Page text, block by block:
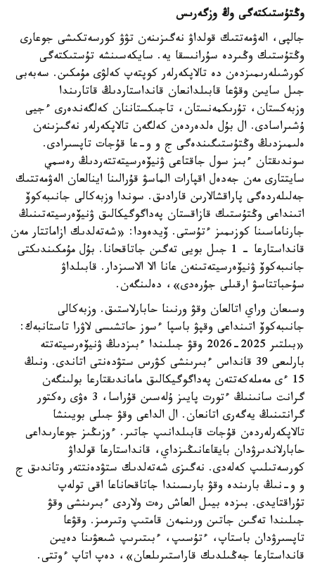
وڭتۇستىكتەگى وڭ وزگەرىس
جالپى، الەۋمەتتىك قولداۋ نەگىزىنەن تۋۋ كورسەتكىشى جوعارى
وڭتۇستىك وڭىردە سۇرانىسقا يە. سايكەسىنشە تۇستىكتەگى
كورشىلەرىمىزدەن دە تالاپكەرلەر كوپتەپ كەلۋى مۇمكىن. سەبەبى
جىل سايىن وقۋعا قابىلدانعان قانداستاردىڭ قاتارىندا
وزبەكستان، تۇرىكمەنستان، تاجىكستاننان كەلگەندەرى ءجيى
ۇشىراسادى. ال بۇل ەلدەردەن كەلگەن تالاپكەرلەر نەگىزىنەن
ەلىمىزدىڭ وڭتۇستىگىندەگى ج و و-عا قۇجات تاپسىرادى.
سوندىقتان ءبىز سول جاقتاعى ۋنيۆەرسيتەتتەردىڭ رەسمي
سايتتارى مەن جەدەل اقپارات الماسۋ قۇرالىنا اينالعان الەۋمەتتىك
جەلىلەردەگى پاراقشالارىن قارادىق. سوندا وزبەكالى جانىبەكوۆ
اتىنداعى وڭتۇستىك قازاقستان پەداگوگيكالىق ۋنيۆەرسيتەتىنىڭ
جارناماسىنا كوزىمىز ءتۇستى. ۆيدەودا: «شەتەلدىك ازاماتتار مەن
قانداستارعا - 1 جىل بويى تەگىن جاتاقحانا. بۇل مۇمكىندىكتى
جانىبەكوۆ ۋنيۆەرسيتەتىنەن عانا الا الاسىزدار. قابىلداۋ
سۇحباتتاسۋ ارقىلى جۇرەدى»، دەلىنگەن.
وسىعان وراي اتالعان وقۋ ورنىنا حابارلاستىق. وزبەكالى
جانىبەكوۆ اتىنداعى وقپۋ باسپا ءسوز حاتشىسى لاۋرا تاستانبەك:
«بىلتىر 2025-2026 وقۋ جىلىندا ءبىزدىڭ ۋنيۆەرسيتەتتە
بارلىعى 39 قانداس ءبىرىنشى كۋرس ستۋدەنتى اتاندى. ونىڭ
15 ءى مەملەكەتتەن پەداگوگيكالىق ماماندىقتارعا بولىنگەن
گرانت سانىنىڭ ءتورت پايىز ۇلەسىن قۇراسا، 3 ەۋى رەكتور
گرانتىنىڭ يەگەرى اتانعان. ال الداعى وقۋ جىلى بويىنشا
تالاپكەرلەردەن قۇجات قابىلدانىپ جاتىر. ءوزىڭىز جوعارىداعى
حابارلاندىرۋدان بايقاعانىڭىزداي، قانداستارعا قولداۋ
كورسەتىلىپ كەلەدى. نەگىزى شەتەلدىك ستۋدەنتتەر وتاندىق ج
و و-نىڭ بارىندە وقۋ بارىسىندا جاتاقحاناعا اقى تولەپ
تۇراقتايدى. بىزدە بيىل العاش رەت ولاردى ءبىرىنشى وقۋ
جىلىندا تەگىن جاتىن ورىنمەن قامتىپ وتىرمىز. وقۋعا
تاپسىرۋدان باستاپ، ءتۇسىپ، ءبىتىرىپ شىعۋىنا دەيىن
قانداستارعا جەڭىلدىك قاراستىرىلعان»، دەپ اتاپ ءوتتى.